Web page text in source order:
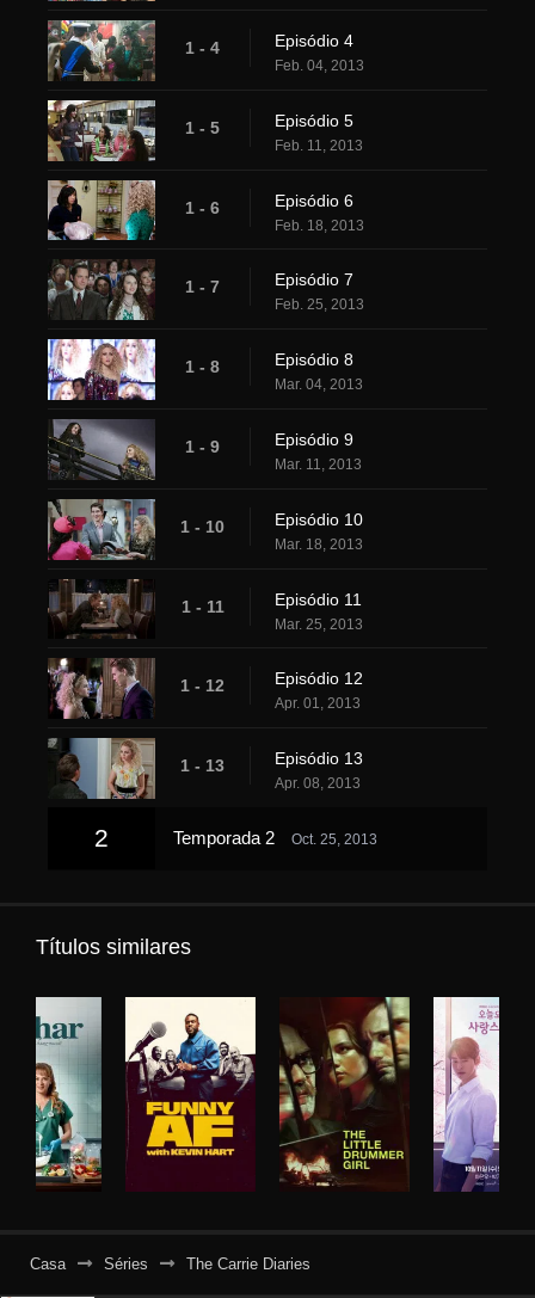
1 - 4 Episódio 4
Feb. 04, 2013
1 - 5 Episódio 5
Feb. 11, 2013
1 - 6 Episódio 6
Feb. 18, 2013
1 - 7 Episódio 7
Feb. 25, 2013
1 - 8 Episódio 8
Mar. 04, 2013
1 - 9 Episódio 9
Mar. 11, 2013
1 - 10 Episódio 10
Mar. 18, 2013
1 - 11 Episódio 11
Mar. 25, 2013
1 - 12 Episódio 12
Apr. 01, 2013
1 - 13 Episódio 13
Apr. 08, 2013
2 Temporada 2 Oct. 25, 2013
Títulos similares
Casa Séries The Carrie Diaries